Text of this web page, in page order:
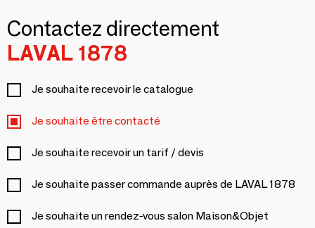
Contactez directement
LAVAL 1878
Je souhaite recevoir le catalogue
Je souhaite être contacté
Je souhaite recevoir un tarif / devis
Je souhaite passer commande auprès de LAVAL 1878
Je souhaite un rendez-vous salon Maison&Objet